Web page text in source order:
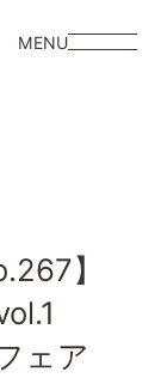
MENU
】
ェア